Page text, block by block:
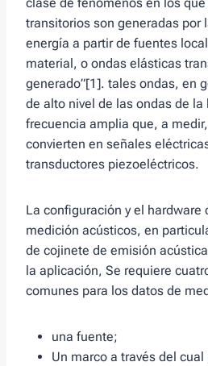
transitorios son generadas por
energía a partir de fuentes
material, o ondas elásticas
generado”[1]. tales ondas, en
de alto nivel de las ondas de la
frecuencia amplia que, a
convierten en señales
transductores piezoeléctricos.
La configuración y el hardware
medición acústicos, en
de cojinete de emisión
la aplicación, Se requiere
comunes para los datos de
una fuente;
Un marco a través del